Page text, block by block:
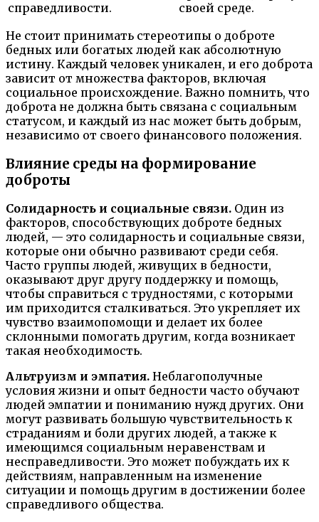
справедливости.
своей среде.
Не стоит принимать стереотипы о доброте
бедных или богатых людей как абсолютную
истину. Каждый человек уникален, и его доброта
зависит от множества факторов, включая
социальное происхождение. Важно помнить, что
доброта не должна быть связана с социальным
статусом, и каждый из нас может быть добрым,
независимо от своего финансового положения.
Влияние среды на формирование
доброты
Солидарность и социальные связи. Один из
факторов, способствующих доброте бедных
людей, — это солидарность и социальные связи,
которые они обычно развивают среди себя.
Часто группы людей, живущих в бедности,
оказывают друг другу поддержку и помощь,
чтобы справиться с трудностями, с которыми
им приходится сталкиваться. Это укрепляет их
чувство взаимопомощи и делает их более
склонными помогать другим, когда возникает
такая необходимость.
Альтруизм и эмпатия. Неблагополучные
условия жизни и опыт бедности часто обучают
людей эмпатии и пониманию нужд других. Они
могут развивать большую чувствительность к
страданиям и боли других людей, а также к
имеющимся социальным неравенствам и
несправедливости. Это может побуждать их к
действиям, направленным на изменение
ситуации и помощь другим в достижении более
справедливого общества.